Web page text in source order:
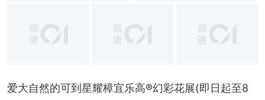
+2
爱大自然的可到星耀樟宜乐高®幻彩花展(即日起至8